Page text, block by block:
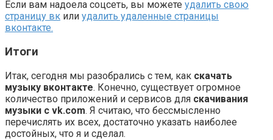
Если вам надоела соцсеть, вы можете удалить свою
страницу вк или удалить удаленные страницы
вконтакте.
Итоги
Итак, сегодня мы разобрались с тем, как скачать
музыку вконтакте. Конечно, существует огромное
количество приложений и сервисов для скачивания
музыки с vk.com. Я считаю, что бессмысленно
перечислять их всех, достаточно указать наиболее
достойных, что я и сделал.